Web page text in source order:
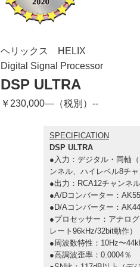
ヘリックス HELIX
Digital Signal Processor
DSP ULTRA
￥230,000—（税別）--
SPECIFICATION
DSP ULTRA
●入力：デジタル・同軸
ンネル、ハイレベル8チ
●出力：RCA12チャンネル
●A/Dコンバーター：
●D/Aコンバーター：
●プロセッサー：アナロ
レート96kHz/32bit動作）
●周波数特性：10Hz〜
●高調波歪率：0.0004％